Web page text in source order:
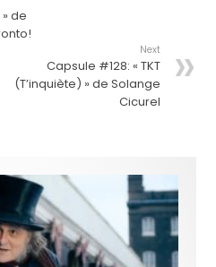
de
Next
Capsule #128: « TKT
(T’inquiète) » de Solange
Cicurel